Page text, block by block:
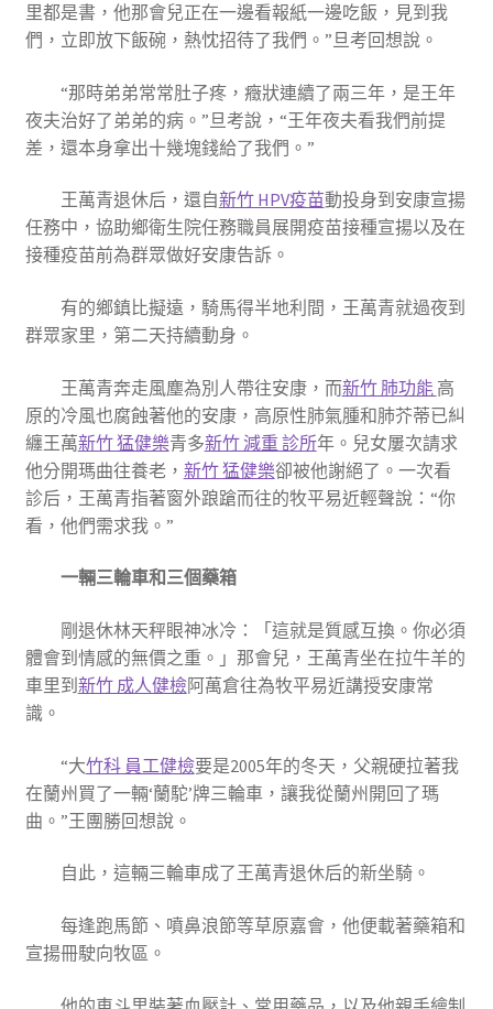
里都是書，他那會兒正在一邊看報紙一邊吃飯，見到我
們，立即放下飯碗，熱忱招待了我們。”旦考回想說。
“那時弟弟常常肚子疼，癥狀連續了兩三年，是王年
夜夫治好了弟弟的病。”旦考說，“王年夜夫看我們前提
差，還本身拿出十幾塊錢給了我們。”
王萬青退休后，還自新竹 HPV疫苗動投身到安康宣揚
任務中，協助鄉衛生院任務職員展開疫苗接種宣揚以及在
接種疫苗前為群眾做好安康告訴。
有的鄉鎮比擬遠，騎馬得半地利間，王萬青就過夜到
群眾家里，第二天持續動身。
王萬青奔走風塵為別人帶往安康，而新竹 肺功能 高
原的冷風也腐蝕著他的安康，高原性肺氣腫和肺芥蒂已糾
纏王萬新竹 猛健樂青多新竹 減重 診所年。兒女屢次請求
他分開瑪曲往養老， 新竹 猛健樂卻被他謝絕了。一次看
診后，王萬青指著窗外踉蹌而往的牧平易近輕聲說：“你
看，他們需求我。”
一輛三輪車和三個藥箱
剛退休林天秤眼神冰冷：「這就是質感互換。你必須
體會到情感的無價之重。」那會兒，王萬青坐在拉牛羊的
車里到新竹 成人健檢阿萬倉往為牧平易近講授安康常
識。
“大竹科 員工健檢要是2005年的冬天，父親硬拉著我
在蘭州買了一輛‘蘭駝’牌三輪車，讓我從蘭州開回了瑪
曲。”王團勝回想說。
自此，這輛三輪車成了王萬青退休后的新坐騎。
每逢跑馬節、噴鼻浪節等草原嘉會，他便載著藥箱和
宣揚冊駛向牧區。